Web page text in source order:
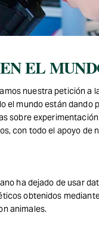
EL
nuestra petición a
el mundo están dando
sobre
con todo el apoyo de
ha dejado de usar
obtenidos
animales.